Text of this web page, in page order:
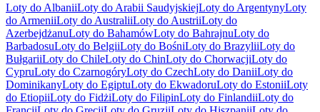
Loty do AlbaniiLoty do Arabii SaudyjskiejLoty do ArgentynyLoty
do ArmeniiLoty do AustraliiLoty do AustriiLoty do
AzerbejdżanuLoty do BahamówLoty do BahrajnuLoty do
BarbadosuLoty do BelgiiLoty do BośniLoty do BrazyliiLoty do
BułgariiLoty do ChileLoty do ChinLoty do ChorwacjiLoty do
CypruLoty do CzarnogóryLoty do CzechLoty do DaniiLoty do
DominikanyLoty do EgiptuLoty do EkwadoruLoty do EstoniiLoty
do EtiopiiLoty do FidżiLoty do FilipinLoty do FinlandiiLoty do